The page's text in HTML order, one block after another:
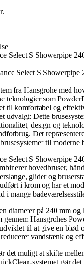
Select S Showerpipe
fra Hansgrohe med
teknologier som
til komfortabel og
udvalgt: Dette
design og
Det
til moderne
Select S Showerpipe
hovedbruser,
glider og
i krom og har et
i mange
diameter på 240 mm
gennem Hansgrohes
til at give en blød
reduceret vandstænk og
det muligt at skifte
systemet gør det